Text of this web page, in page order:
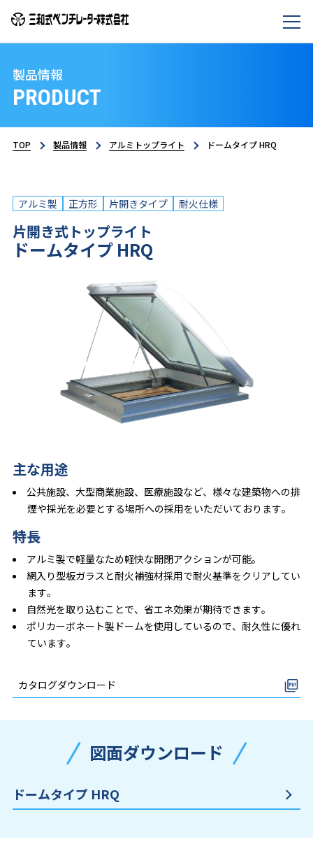
製品情報
PRODUCT
TOP 製品情報 アルミトップライト ドームタイプ HRQ
アルミ製 正方形 片開きタイプ 耐火仕様
片開き式トップライト
ドームタイプ HRQ
主な用途
公共施設、大型商業施設、医療施設など、様々な建築物への排
煙や採光を必要とする場所への採用をいただいております。
特長
アルミ製で軽量なため軽快な開閉アクションが可能。
網入り型板ガラスと耐火補強材採用で耐火基準をクリアしてい
ます。
自然光を取り込むことで、省エネ効果が期待できます。
ポリカーボネート製ドームを使用しているので、耐久性に優れ
ています。
カタログダウンロード
図面ダウンロード
ドームタイプ HRQ